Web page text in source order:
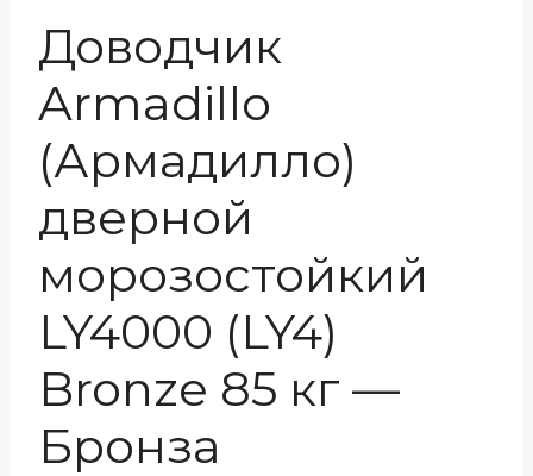
Доводчик
Armadillo
(Армадилло)
дверной
морозостойкий
LY4000 (LY4)
Bronze 85 кг —
Бронза